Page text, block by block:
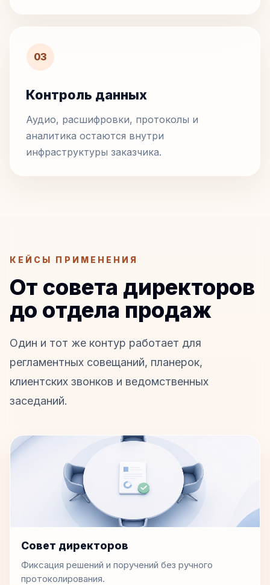
03
Контроль данных
Аудио, расшифровки, протоколы и
аналитика остаются внутри
инфраструктуры заказчика.
КЕЙСЫ ПРИМЕНЕНИЯ
От совета директоров
до отдела продаж
Один и тот же контур работает для
регламентных совещаний, планерок,
клиентских звонков и ведомственных
заседаний.
Совет директоров
Фиксация решений и поручений без ручного
протоколирования.